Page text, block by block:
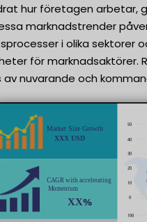
hur företagen arbetar,
marknadstrender
i olika sektorer
för marknadsaktörer.
av nuvarande och